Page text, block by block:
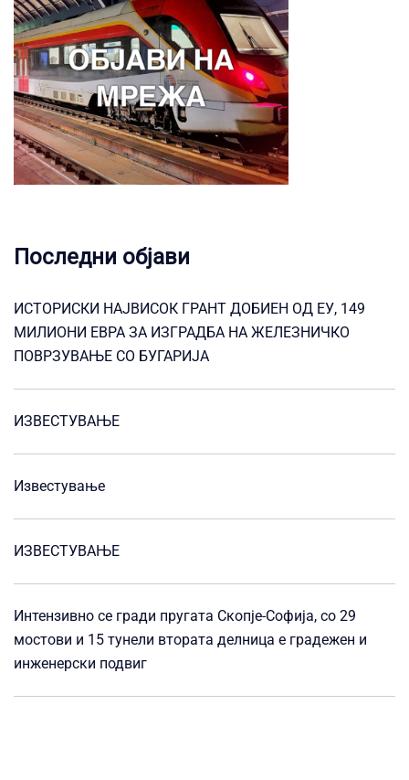
Последни објави
ИСТОРИСКИ НАЈВИСОК ГРАНТ ДОБИЕН ОД ЕУ, 149
МИЛИОНИ ЕВРА ЗА ИЗГРАДБА НА ЖЕЛЕЗНИЧКО
ПОВРЗУВАЊЕ СО БУГАРИЈА
ИЗВЕСТУВАЊЕ
Известување
ИЗВЕСТУВАЊЕ
Интензивно се гради пругата Скопје-Софија, со 29
мостови и 15 тунели втората делница е градежен и
инженерски подвиг